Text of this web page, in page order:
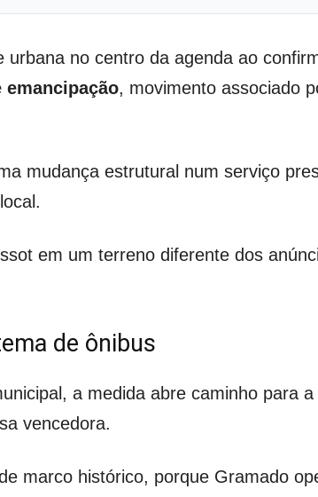
no centro da agenda ao
emancipação, movimento associado
mudança estrutural num serviço
em um terreno diferente dos
de ônibus
a medida abre caminho para
vencedora.
marco histórico, porque Gramado